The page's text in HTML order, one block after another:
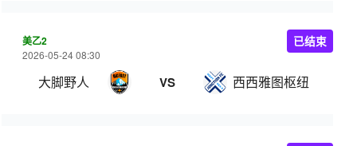
美乙2
2026-05-24 08:30
大脚野人 VS 西西雅图枢纽
已结束